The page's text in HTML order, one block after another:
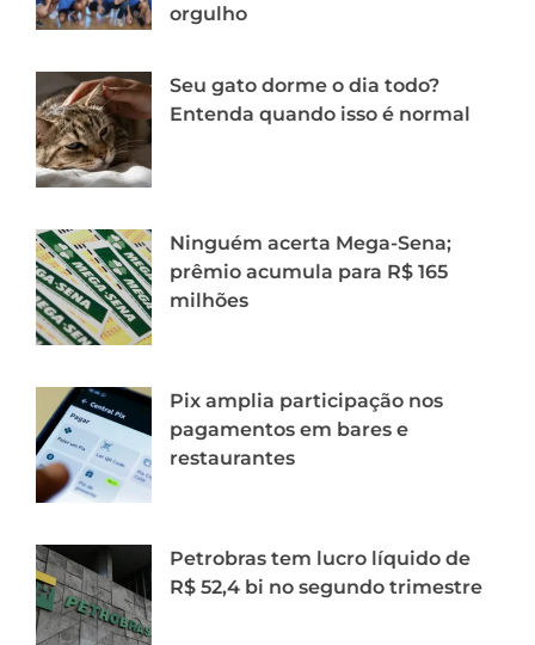
orgulho
Seu gato dorme o dia todo?
Entenda quando isso é normal
Ninguém acerta Mega-Sena;
prêmio acumula para R$ 165
milhões
Pix amplia participação nos
pagamentos em bares e
restaurantes
Petrobras tem lucro líquido de
R$ 52,4 bi no segundo trimestre